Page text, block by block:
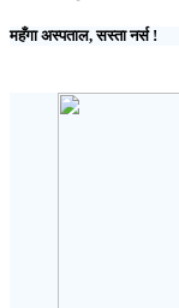
महँगा अस्पताल, सस्ता नर्स !